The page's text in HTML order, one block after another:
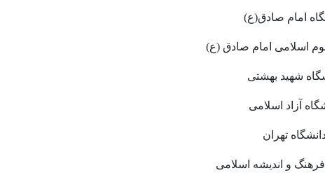
امام صادق(ع)
اسلامی امام صادق (ع)
شهید بهشتی
آزاد اسلامی
تهران
و اندیشه اسلامی